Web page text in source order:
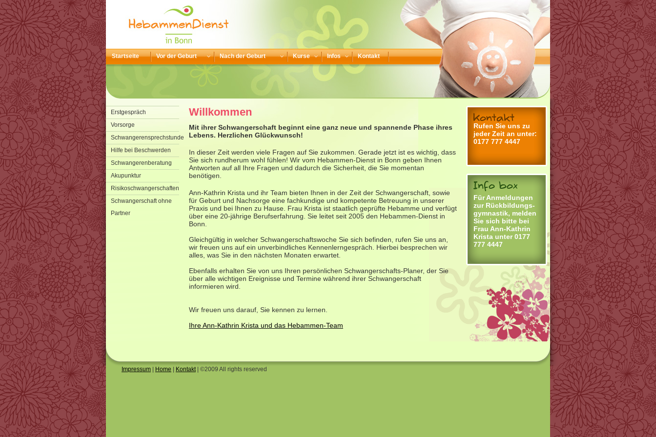
Startseite Vor der Geburt Nach der Geburt Kurse Infos Kontakt
Erstgespräch
Vorsorge
Schwangerensprechstunde
Hilfe bei Beschwerden
Schwangerenberatung
Akupunktur
Risikoschwangerschaften
Schwangerschaft ohne
Partner
Willkommen
Mit ihrer Schwangerschaft beginnt eine ganz neue und spannende Phase ihres
Lebens. Herzlichen Glückwunsch!
In dieser Zeit werden viele Fragen auf Sie zukommen. Gerade jetzt ist es wichtig, dass
Sie sich rundherum wohl fühlen! Wir vom Hebammen-Dienst in Bonn geben Ihnen
Antworten auf all Ihre Fragen und dadurch die Sicherheit, die Sie momentan
benötigen.
Ann-Kathrin Krista und ihr Team bieten Ihnen in der Zeit der Schwangerschaft, sowie
für Geburt und Nachsorge eine fachkundige und kompetente Betreuung in unserer
Praxis und bei Ihnen zu Hause. Frau Krista ist staatlich geprüfte Hebamme und verfügt
über eine 20-jährige Berufserfahrung. Sie leitet seit 2005 den Hebammen-Dienst in
Bonn.
Gleichgültig in welcher Schwangerschaftswoche Sie sich befinden, rufen Sie uns an,
wir freuen uns auf ein unverbindliches Kennenlerngespräch. Hierbei besprechen wir
alles, was Sie in den nächsten Monaten erwartet.
Ebenfalls erhalten Sie von uns Ihren persönlichen Schwangerschafts-Planer, der Sie
über alle wichtigen Ereignisse und Termine während ihrer Schwangerschaft
informieren wird.
Wir freuen uns darauf, Sie kennen zu lernen.
Ihre Ann-Kathrin Krista und das Hebammen-Team
Rufen Sie uns zu
jeder Zeit an unter:
0177 777 4447
Für Anmeldungen
zur Rückbildungs-
gymnastik, melden
Sie sich bitte bei
Frau Ann-Kathrin
Krista unter 0177
777 4447
Impressum Home Kontakt| ©2009 All rights reserved